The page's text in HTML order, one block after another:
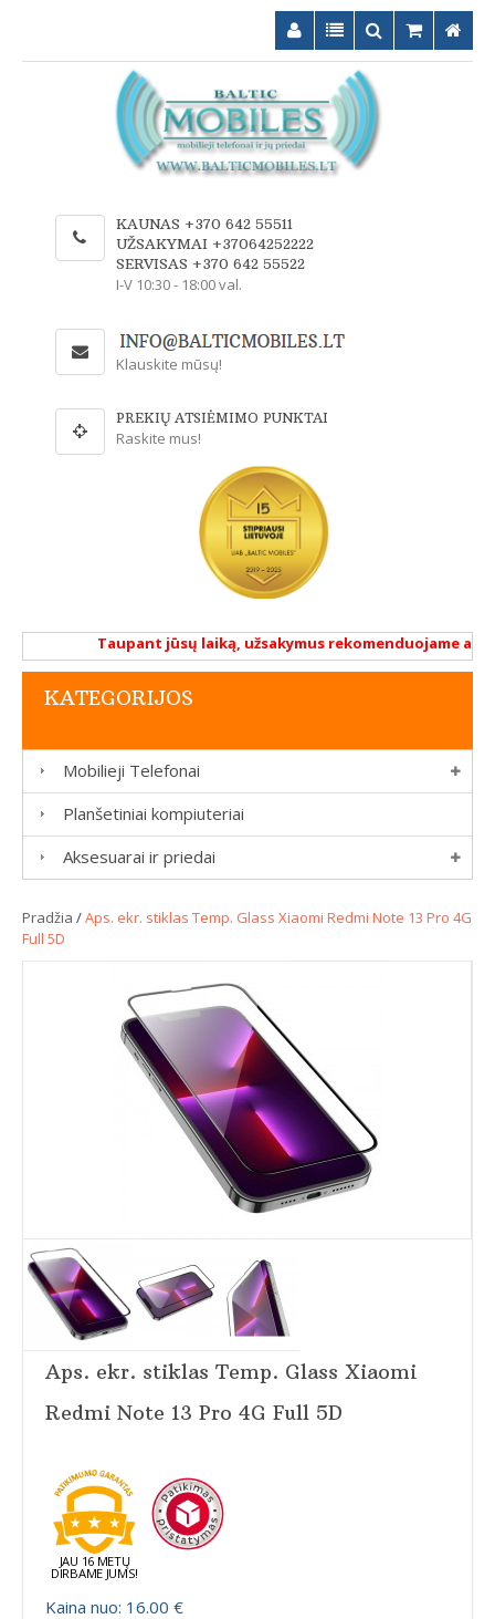
KAUNAS +370 642 55511
UŽSAKYMAI +37064252222
SERVISAS +370 642 55522
I-V 10:30 - 18:00 val.
Klauskite mūsų!
PREKIŲ ATSIĖMIMO PUNKTAI
Raskite mus!
Taupant jūsų laiką, užsakymus rekomenduojame
KATEGORIJOS
Mobilieji Telefonai
Planšetiniai kompiuteriai
Aksesuarai ir priedai
Pradžia /Aps. ekr. stiklas Temp. Glass Xiaomi Redmi Note 13 Pro 4G
Full 5D
Aps. ekr. stiklas Temp. Glass Xiaomi
Redmi Note 13 Pro 4G Full 5D
JAU 16 METŲ
DIRBAME JUMS!
Kaina nuo: 16.00 €